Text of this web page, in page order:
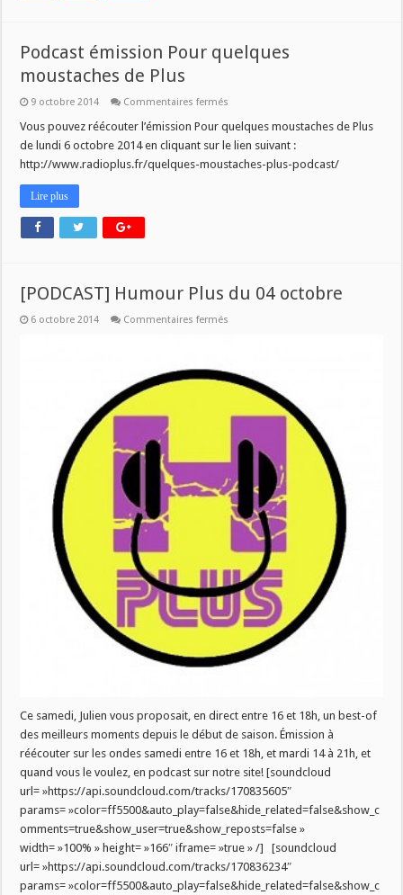
Podcast émission Pour quelques
moustaches de Plus
9 octobre 2014 Commentaires fermés
émission
Pour
quelques
moustaches
de
Vous pouvez réécouter l’émission Pour quelques moustaches de Plus
de lundi 6 octobre 2014 en cliquant sur le lien suivant :
http://www.radioplus.fr/quelques-moustaches-plus-podcast/
Lire plus
[PODCAST] Humour Plus du 04 octobre
6 octobre 2014 Commentaires fermés
04
octobre
Ce samedi, Julien vous proposait, en direct entre 16 et 18h, un best-of
des meilleurs moments depuis le début de saison. Émission à
réécouter sur les ondes samedi entre 16 et 18h, et mardi 14 à 21h, et
quand vous le voulez, en podcast sur notre site! [soundcloud
url= »https://api.soundcloud.com/tracks/170835605″
params= »color=ff5500&auto_play=false&hide_related=false&show_c
omments=true&show_user=true&show_reposts=false »
width= »100% » height= »166″ iframe= »true » /] [soundcloud
url= »https://api.soundcloud.com/tracks/170836234″
params= »color=ff5500&auto_play=false&hide_related=false&show_c